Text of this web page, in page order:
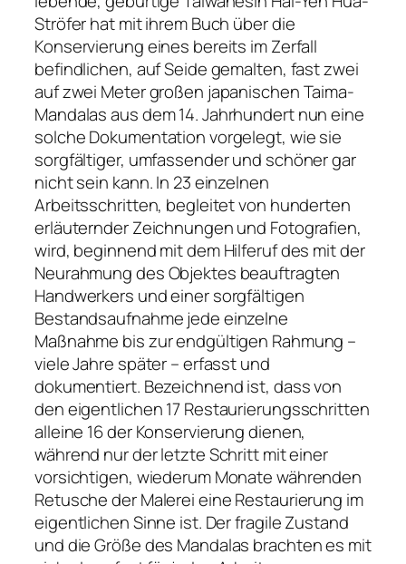
Ströfer hat mit ihrem Buch über die
Konservierung eines bereits im Zerfall
befindlichen, auf Seide gemalten, fast zwei
auf zwei Meter großen japanischen Taima-
Mandalas aus dem 14. Jahrhundert nun eine
solche Dokumentation vorgelegt, wie sie
sorgfältiger, umfassender und schöner gar
nicht sein kann. In 23 einzelnen
Arbeitsschritten, begleitet von hunderten
erläuternder Zeichnungen und Fotografien,
wird, beginnend mit dem Hilferuf des mit der
Neurahmung des Objektes beauftragten
Handwerkers und einer sorgfältigen
Bestandsaufnahme jede einzelne
Maßnahme bis zur endgültigen Rahmung –
viele Jahre später – erfasst und
dokumentiert. Bezeichnend ist, dass von
den eigentlichen 17 Restaurierungsschritten
alleine 16 der Konservierung dienen,
während nur der letzte Schritt mit einer
vorsichtigen, wiederum Monate währenden
Retusche der Malerei eine Restaurierung im
eigentlichen Sinne ist. Der fragile Zustand
und die Größe des Mandalas brachten es mit